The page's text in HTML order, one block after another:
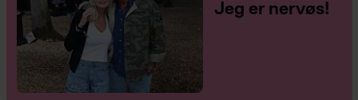
Jeg er nervøs!